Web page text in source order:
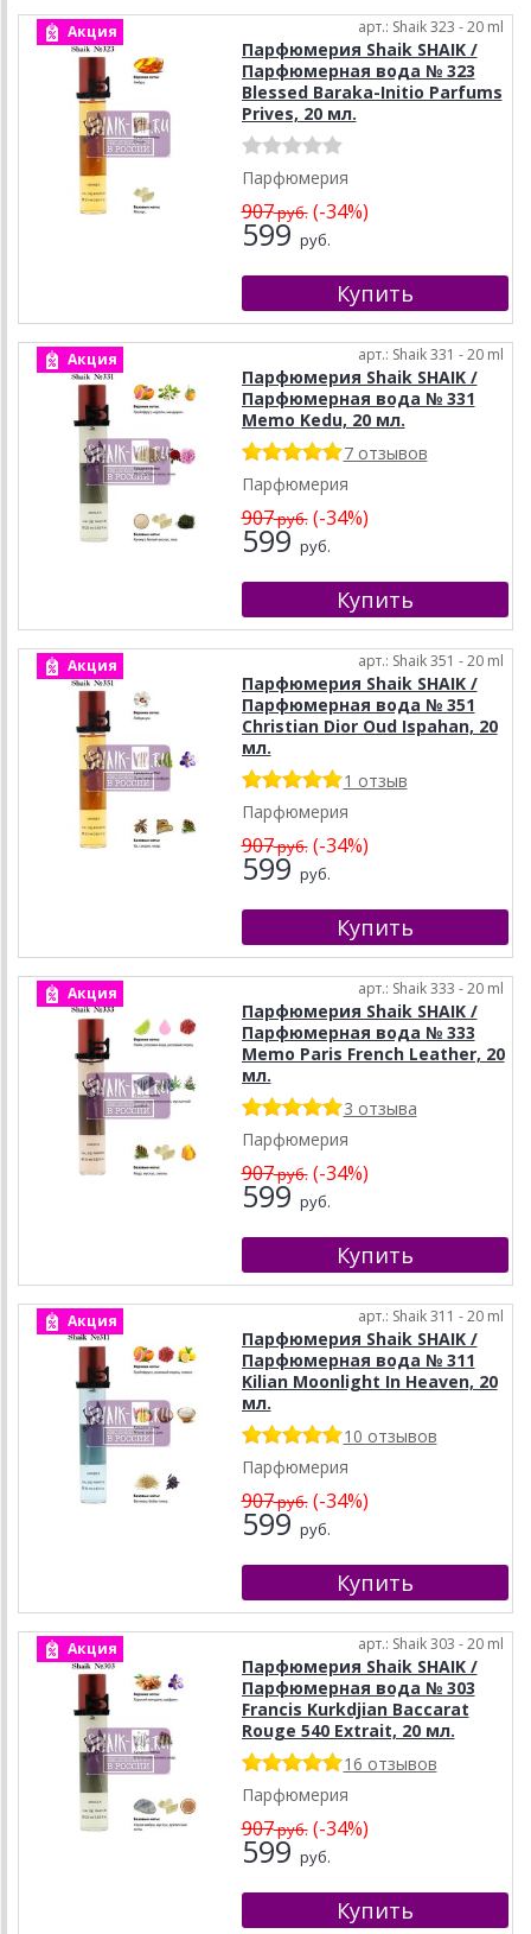
Акция арт.: Shaik 323 - 20 ml
Парфюмерия Shaik SHAIK /
Парфюмерная вода № 323
Blessed Baraka-Initio Parfums
Prives, 20 мл.
Парфюмерия
907руб.(-34%)
599 руб.
Акция арт.: Shaik 331 - 20 ml
Парфюмерия Shaik SHAIK /
Парфюмерная вода № 331
Memo Kedu, 20 мл.
7 отзывов
Парфюмерия
907руб.(-34%)
599 руб.
Акция арт.: Shaik 351 - 20 ml
Парфюмерия Shaik SHAIK /
Парфюмерная вода № 351
Christian Dior Oud Ispahan, 20
мл.
1 отзыв
Парфюмерия
907руб.(-34%)
599 руб.
Акция арт.: Shaik 333 - 20 ml
Парфюмерия Shaik SHAIK /
Парфюмерная вода № 333
Memo Paris French Leather, 20
мл.
3 отзыва
Парфюмерия
907руб.(-34%)
599 руб.
Акция арт.: Shaik 311 - 20 ml
Парфюмерия Shaik SHAIK /
Парфюмерная вода № 311
Kilian Moonlight In Heaven, 20
мл.
10 отзывов
Парфюмерия
907руб.(-34%)
599 руб.
Акция арт.: Shaik 303 - 20 ml
Парфюмерия Shaik SHAIK /
Парфюмерная вода № 303
Francis Kurkdjian Baccarat
Rouge 540 Extrait, 20 мл.
16 отзывов
Парфюмерия
907руб.(-34%)
599 руб.